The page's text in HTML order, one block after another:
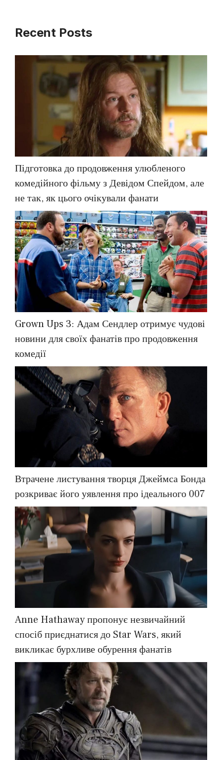
Recent Posts
Підготовка до продовження улюбленого
комедійного фільму з Девідом Спейдом, але
не так, як цього очікували фанати
Grown Ups 3: Адам Сендлер отримує чудові
новини для своїх фанатів про продовження
комедії
Втрачене листування творця Джеймса Бонда
розкриває його уявлення про ідеального 007
Anne Hathaway пропонує незвичайний
спосіб приєднатися до Star Wars, який
викликає бурхливе обурення фанатів